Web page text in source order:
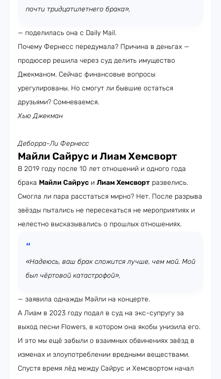
почти тридцатилетнего брака»,
— поделилась она с Daily Mail.
Почему Фернесс передумала? Причина в деньгах —
продюсер решила через суд делить имущество
Джекманом. Сейчас финансовые вопросы
урегулированы. Но смогут ли бывшие остаться
друзьями? Сомневаемся.
Хью Джекман
Деборра-Ли Фернесс
Майли Сайрус и Лиам Хемсворт
В 2019 году после 10 лет отношений и одного года
брака Майли Сайрус и Лиам Хемсворт развелись.
Смогла ли пара расстаться мирно? Нет. После разрыва
звёзды пытались не пересекаться не мероприятиях и
нелестно высказывались о прошлых отношениях.
«Надеюсь, ваш брак сложится лучше, чем мой. Мой
был чёртовой катастрофой»,
— заявила однажды Майли на концерте.
А Лиам в 2023 году подал в суд на экс-супругу за
выход песни Flowers, в котором она якобы унизила его.
И это мы ещё забыли о взаимных обвинениях звёзд в
изменах и злоупотреблении вредными веществами.
Спустя время лёд между Сайрус и Хемсвортом начал